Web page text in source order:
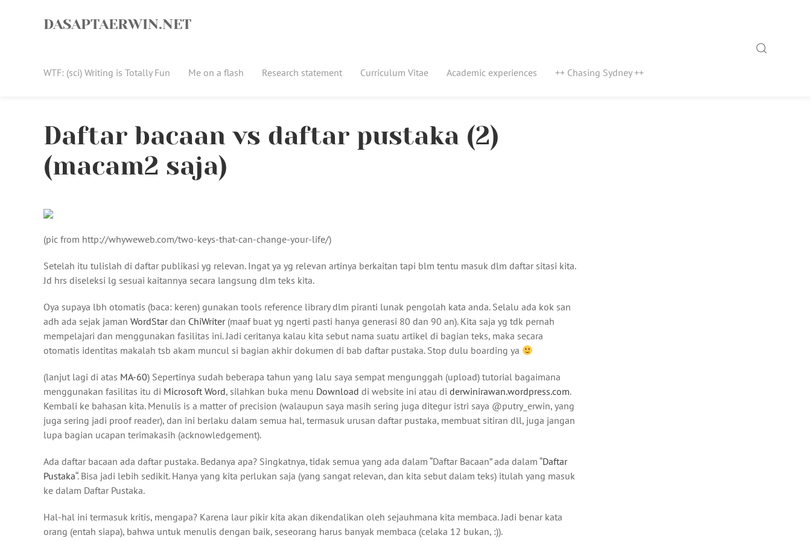
DASAPTAERWIN.NET
WTF: (sci) Writing is Totally Fun Me on a flash Research statement Curriculum Vitae Academic experiences ++ Chasing Sydney ++
Search
Daftar bacaan vs daftar pustaka (2)
(macam2 saja)
(pic from http://whyweweb.com/two-keys-that-can-change-your-life/)
Setelah itu tulislah di daftar publikasi yg relevan. Ingat ya yg relevan artinya berkaitan tapi blm tentu masuk dlm daftar sitasi kita.
Jd hrs diseleksi lg sesuai kaitannya secara langsung dlm teks kita.
Oya supaya lbh otomatis (baca: keren) gunakan tools reference library dlm piranti lunak pengolah kata anda. Selalu ada kok san
adh ada sejak jaman WordStardan ChiWriter(maaf buat yg ngerti pasti hanya generasi 80 dan 90 an). Kita saja yg tdk pernah
mempelajari dan menggunakan fasilitas ini. Jadi ceritanya kalau kita sebut nama suatu artikel di bagian teks, maka secara
otomatis identitas makalah tsb akam muncul si bagian akhir dokumen di bab daftar pustaka. Stop dulu boarding ya
(lanjut lagi di atas MA-60) Sepertinya sudah beberapa tahun yang lalu saya sempat mengunggah (upload) tutorial bagaimana
menggunakan fasilitas itu di Microsoft Word, silahkan buka menu Download di website ini atau di derwinirawan.wordpress.com.
Kembali ke bahasan kita. Menulis is a matter of precision (walaupun saya masih sering juga ditegur istri saya @putry_erwin, yang
juga sering jadi proof reader), dan ini berlaku dalam semua hal, termasuk urusan daftar pustaka, membuat sitiran dll, juga jangan
lupa bagian ucapan terimakasih (acknowledgement).
Ada daftar bacaan ada daftar pustaka. Bedanya apa? Singkatnya, tidak semua yang ada dalam “Daftar Bacaan” ada dalam “Daftar
Pustaka“. Bisa jadi lebih sedikit. Hanya yang kita perlukan saja (yang sangat relevan, dan kita sebut dalam teks) itulah yang masuk
ke dalam Daftar Pustaka.
Hal-hal ini termasuk kritis, mengapa? Karena laur pikir kita akan dikendalikan oleh sejauhmana kita membaca. Jadi benar kata
orang (entah siapa), bahwa untuk menulis dengan baik, seseorang harus banyak membaca (celaka 12 bukan, :)).